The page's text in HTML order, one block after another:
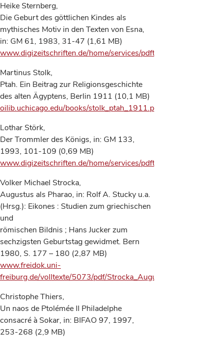
Heike Sternberg,
Die Geburt des göttlichen Kindes als
mythisches Motiv in den Texten von Esna,
in: GM 61, 1983, 31-47 (1,61 MB)
www.digizeitschriften.de/home/services/pdfterms/
Martinus Stolk,
Ptah. Ein Beitrag zur Religionsgeschichte
des alten Ägyptens, Berlin 1911 (10,1 MB)
oilib.uchicago.edu/books/stolk_ptah_1911.pdf
Lothar Störk,
Der Trommler des Königs, in: GM 133,
1993, 101-109 (0,69 MB)
www.digizeitschriften.de/home/services/pdfterms/
Volker Michael Strocka,
Augustus als Pharao, in: Rolf A. Stucky u.a.
(Hrsg.): Eikones : Studien zum griechischen
und
römischen Bildnis ; Hans Jucker zum
sechzigsten Geburtstag gewidmet. Bern
1980, S. 177 – 180 (2,87 MB)
www.freidok.uni-
freiburg.de/volltexte/5073/pdf/
Christophe Thiers,
Un naos de Ptolémée II Philadelphe
consacré à Sokar, in: BIFAO 97, 1997,
253-268 (2,9 MB)